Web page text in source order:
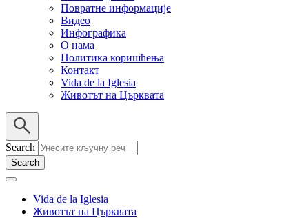
Повратне информације
Видео
Инфографика
О нама
Политика коришћења
Контакт
Vida de la Iglesia
Животът на Църквата
Search
Vida de la Iglesia
Животът на Църквата